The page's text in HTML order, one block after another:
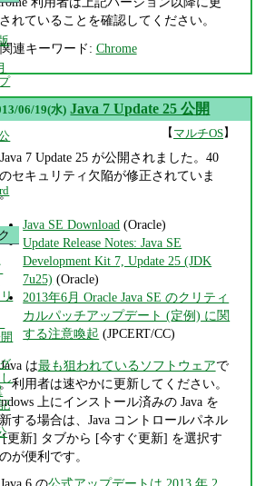
れていることを確認してください。
関連キーワード: Chrome
06/19(水) Java 7 Update 25 公開
【 マルチOS】
Java 7 Update 25 が公開されました。40
セキュリティ欠陥が修正されていま
Java SE Download (Oracle)
Update Release Notes: Java SE
Development Kit 7, Update 25 (JDK
7u25) (Oracle)
2013年6月 Oracle Java SE のクリティ
カルパッチアップデート (定例) に関
する注意喚起 (JPCERT/CC)
Java は最も狙われているソフトウェアで
利用者は速やかに更新してください。
上にインストール済みの Java を
する場合は、Java コントロールパネル
[更新] タブから [今すぐ更新] を選択す
が便利です。